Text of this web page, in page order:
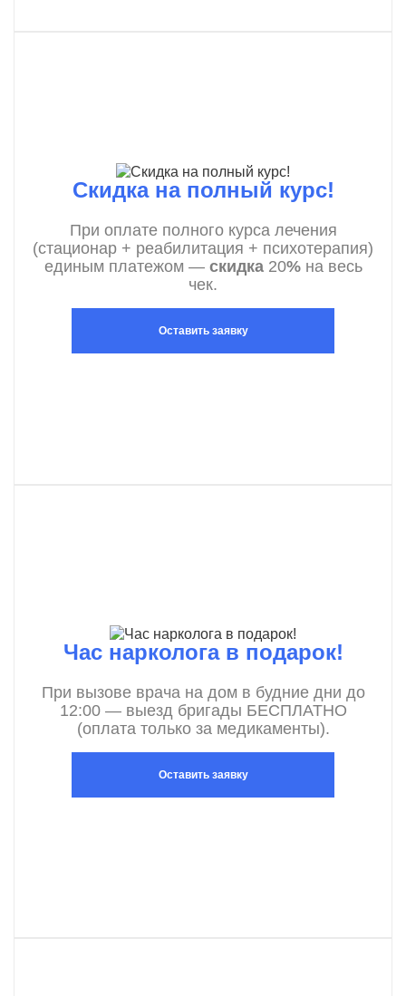
Скидка на полный курс!
При оплате полного курса лечения
(стационар + реабилитация + психотерапия)
единым платежом — скидка 20%на весь
чек.
Оставить заявку
Час нарколога в подарок!
При вызове врача на дом в будние дни до
12:00 — выезд бригады БЕСПЛАТНО
(оплата только за медикаменты).
Оставить заявку